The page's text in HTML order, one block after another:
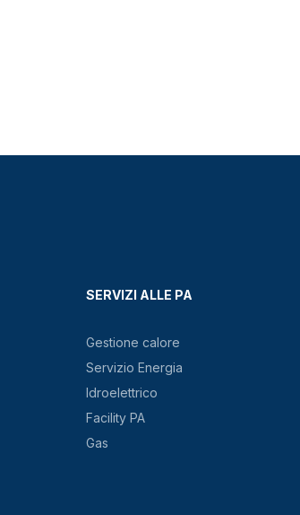
SERVIZI ALLE PA
Gestione calore
Servizio Energia
Idroelettrico
Facility PA
Gas